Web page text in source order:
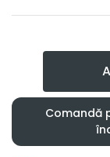
Comandă